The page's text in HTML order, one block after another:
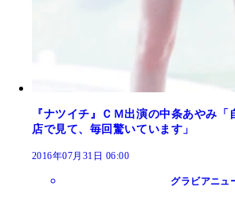
『ナツイチ』ＣＭ出演の中条あやみ
店で見て、毎回驚いています」
2016年07月31日 06:00
グラビアニュ